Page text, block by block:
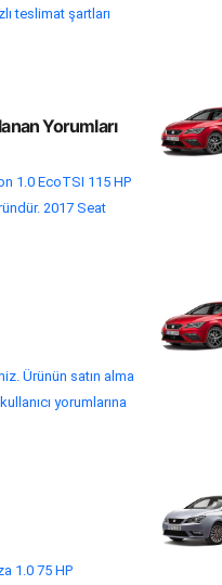
teslimat şartları
Yorumları
1.0 EcoTSI 115 HP
2017 Seat
Ürünün satın alma
yorumlarına
1.0 75 HP